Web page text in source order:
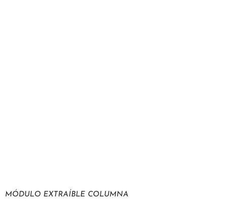
MÓDULO EXTRAÍBLE COLUMNA